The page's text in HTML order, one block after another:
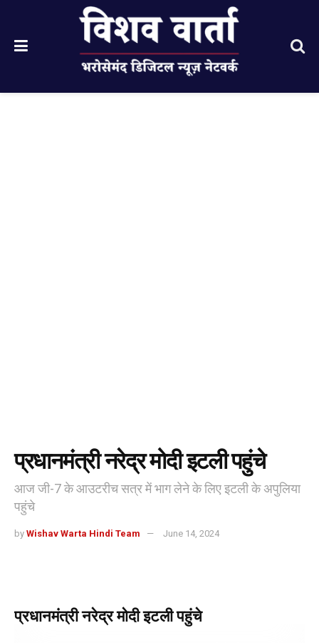
प्रधानमंत्री नरेद्र मोदी इटली पहुंचे
आज जी-7 के आउटरीच सत्र में भाग लेने के लिए इटली के अपुलिया
पहुंचे
by Wishav Warta Hindi Team June 14, 2024
प्रधानमंत्री नरेद्र मोदी इटली पहुंचे